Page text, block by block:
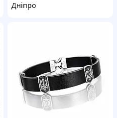
Дніпро